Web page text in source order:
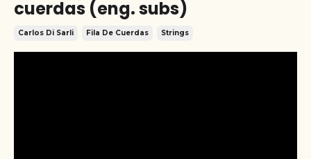
cuerdas (eng. subs)
Carlos Di Sarli Fila De Cuerdas Strings